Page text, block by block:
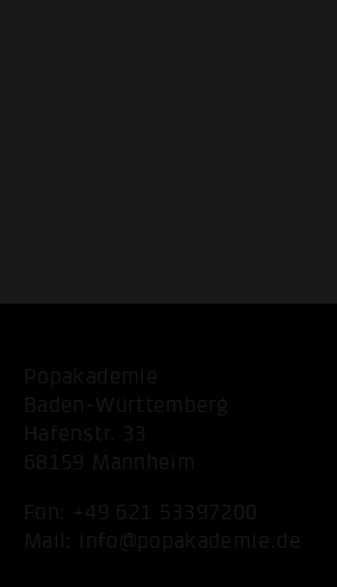
Popakademie
Baden-Württemberg
Hafenstr. 33
68159 Mannheim
Fon: +49 621 53397200
Mail: info@popakademie.de